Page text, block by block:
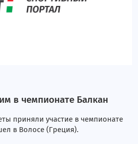
в чемпионате Балкан
приняли участие в чемпионате
в Волосе (Греция).